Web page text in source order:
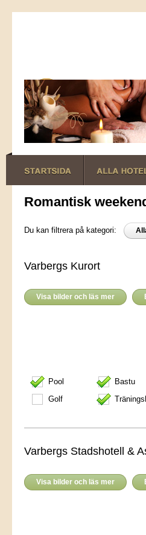
Romantisk
Du kan filtrera på kategori:
Varbergs Kurort
Visa bilder och läs mer
Pool Bastu
Golf
Varbergs Stadshotell &
Visa bilder och läs mer